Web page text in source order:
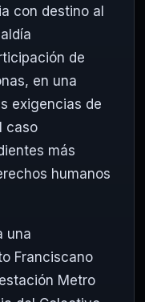
con destino al
de
en una
exigencias de
caso
más
humanos
una
Franciscano
Metro